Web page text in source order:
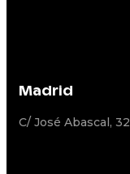
Madrid
C/ José Abascal, 32